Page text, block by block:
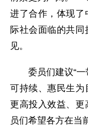
进了合作，体现了
际社会面临的共
见。
委员们建议“一
可持续、惠民生为
更高投入效益、
员们希望各方在当